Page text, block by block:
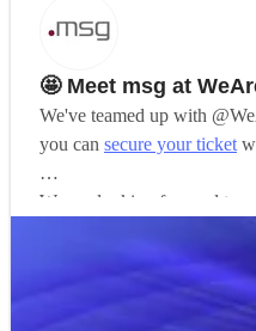
🤩 Meet msg at
We've teamed up with
you can secure your ticket
We are looking forward to